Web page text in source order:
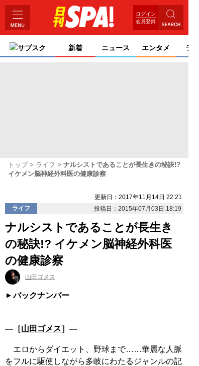
ログイン
会員登録
サブスク 新着 ニュース エンタメ ライ
トップ ライフ
ナルシストであることが長生きの秘訣!?
イケメン脳神経外科医の健康診察
更新日：2017年11月14日 22:21
ライフ
投稿日：2015年07月03日 18:19
ナルシストであることが長生き
の秘訣!? イケメン脳神経外科医
の健康診察
山田ゴメス
バックナンバー
―［山田ゴメス］―
エロからダイエット、野球まで……華麗な人脈
をフルに駆使しながら多岐にわたるジャンルの記